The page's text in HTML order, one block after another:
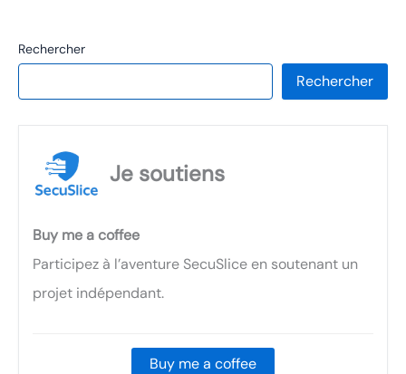
Rechercher
Rechercher
Je soutiens
Buy me a coffee
Participez à l’aventure SecuSlice en soutenant un
projet indépendant.
Buy me a coffee